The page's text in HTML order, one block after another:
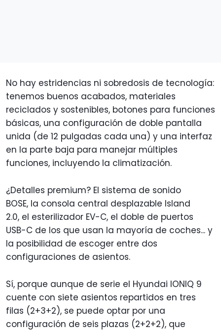
No hay estridencias ni sobredosis de tecnología:
tenemos buenos acabados, materiales
reciclados y sostenibles, botones para funciones
básicas, una configuración de doble pantalla
unida (de 12 pulgadas cada una) y una interfaz
en la parte baja para manejar múltiples
funciones, incluyendo la climatización.
¿Detalles premium? El sistema de sonido
BOSE, la consola central desplazable Island
2.0, el esterilizador EV-C, el doble de puertos
USB-C de los que usan la mayoría de coches... y
la posibilidad de escoger entre dos
configuraciones de asientos.
Sí, porque aunque de serie el Hyundai IONIQ 9
cuente con siete asientos repartidos en tres
filas (2+3+2), se puede optar por una
configuración de seis plazas (2+2+2), que